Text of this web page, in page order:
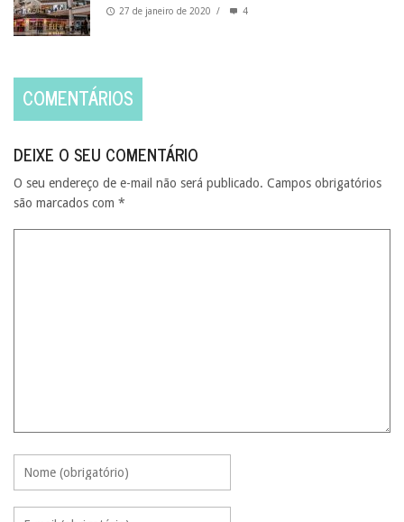
27 de janeiro de 2020 / 4
COMENTÁRIOS
DEIXE O SEU COMENTÁRIO
O seu endereço de e-mail não será publicado. Campos obrigatórios
são marcados com *